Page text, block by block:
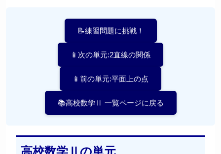
📝練習問題に挑戦！
📱次の単元:2直線の関係
📱前の単元:平面上の点
📚高校数学Ⅱ 一覧ページに戻る